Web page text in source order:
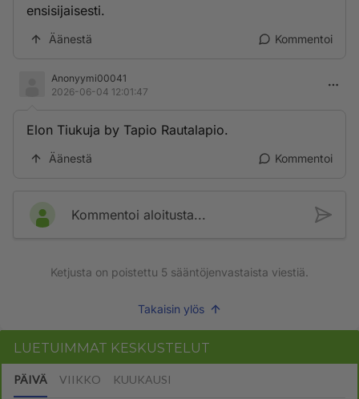
ensisijaisesti.
Äänestä Kommentoi
Anonyymi00041
2026-06-04 12:01:47
Elon Tiukuja by Tapio Rautalapio.
Äänestä Kommentoi
Kommentoi aloitusta...
Ketjusta on poistettu 5 sääntöjenvastaista viestiä.
Takaisin ylös
LUETUIMMAT KESKUSTELUT
PÄIVÄ VIIKKO KUUKAUSI